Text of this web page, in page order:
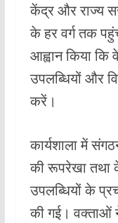
केंद्र और राज्य
के हर वर्ग तक
आह्वान किया
उपलब्धियों और
करें।
कार्यशाला में
की रूपरेखा तथा
उपलब्धियों के
की गई।